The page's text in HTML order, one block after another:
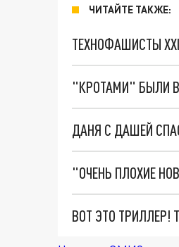
ЧИТАЙТЕ ТАКЖЕ:
ТЕХНОФАШИСТЫ
"КРОТАМИ" БЫЛИ
ДАНЯ С ДАШЕЙ
ВОТ ЭТО ТРИЛЛЕР!